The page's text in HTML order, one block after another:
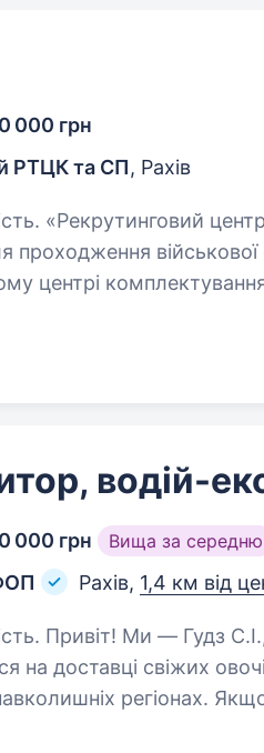
000 грн
РТЦК та СП, Рахів
підбором
проходження
центрі
водій-
000 грн Вища за середню
Рахів, 1,4 км від
яка
на доставці свіжих
регіонах.